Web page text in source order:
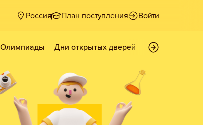
Россия План поступления Войти
Олимпиады Дни открытых дверей Рейтинги